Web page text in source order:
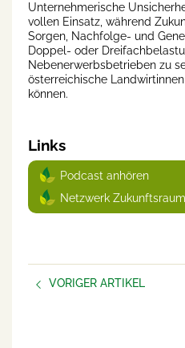
Unternehmerische
vollen Einsatz, während
Sorgen, Nachfolge- und
Doppel- oder
Nebenerwerbsbetrieben zu
österreichische
können.
Links
Podcast anhören
Netzwerk
VORIGER ARTIKEL